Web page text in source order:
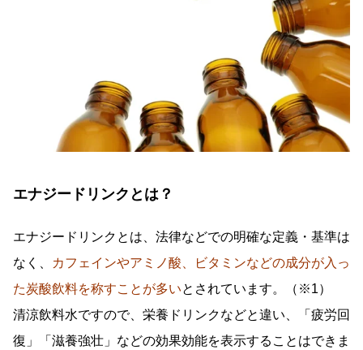
エナジードリンクとは？
エナジードリンクとは、法律などでの明確な定義・基準は
なく、
カフェインやアミノ酸、ビタミンなどの成分が入っ
た炭酸飲料を称すことが多いとされています。（※1）
清涼飲料水ですので、栄養ドリンクなどと違い、「疲労回
復」「滋養強壮」などの効果効能を表示することはできま